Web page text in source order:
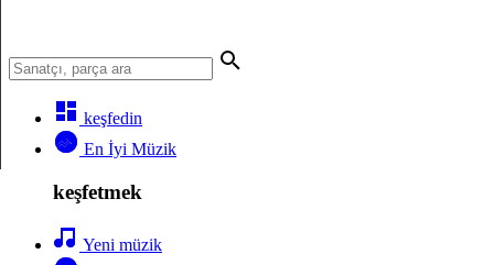
keşfedin
En İyi Müzik
keşfetmek
Yeni müzik